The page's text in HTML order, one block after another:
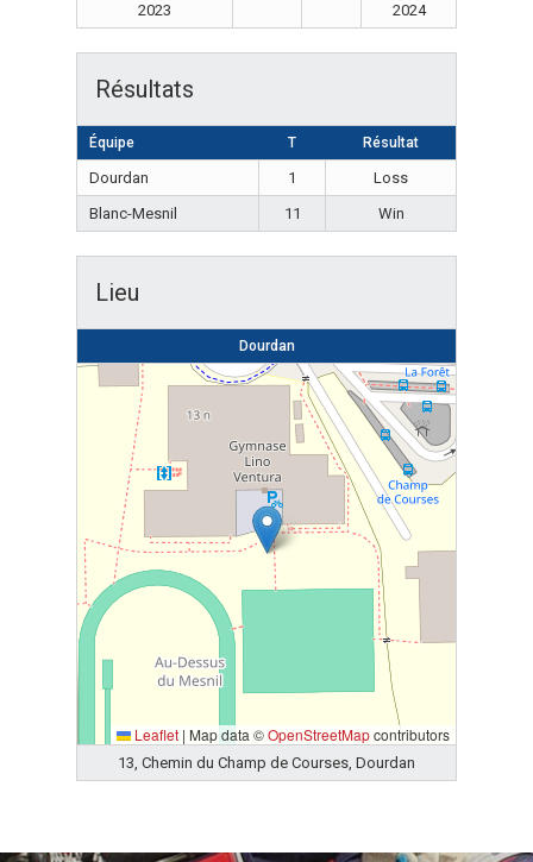
2023
2024
Résultats
Équipe T Résultat
Dourdan 1
Loss
Blanc-Mesnil
11 Win
Lieu
Dourdan
Leaflet | Map data ©OpenStreetMapcontributors
13, Chemin du Champ de Courses, Dourdan